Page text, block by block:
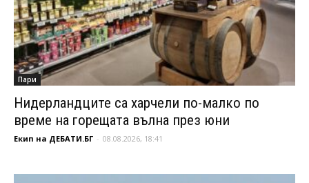
Пари
Нидерландците са харчели по-малко по
време на горещата вълна през юни
Екип на ДЕБАТИ.БГ - 08.08.2026, 18:41